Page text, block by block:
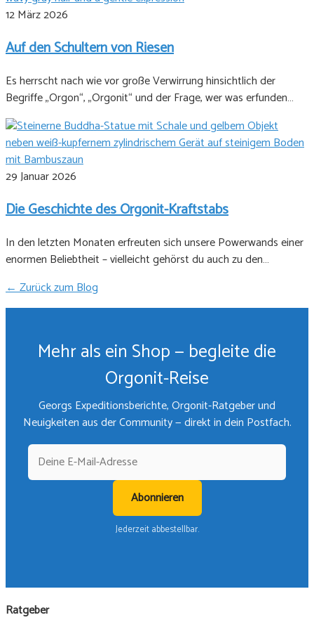
12 März 2026
Auf den Schultern von Riesen
Es herrscht nach wie vor große Verwirrung hinsichtlich der
Begriffe „Orgon“, „Orgonit“ und der Frage, wer was erfunden…
29 Januar 2026
Die Geschichte des Orgonit-Kraftstabs
In den letzten Monaten erfreuten sich unsere Powerwands einer
enormen Beliebtheit – vielleicht gehörst du auch zu den…
← Zurück zum Blog
Mehr als ein Shop — begleite die
Orgonit-Reise
Georgs Expeditionsberichte, Orgonit-Ratgeber und
Neuigkeiten aus der Community — direkt in dein Postfach.
Abonnieren
Jederzeit abbestellbar.
Ratgeber